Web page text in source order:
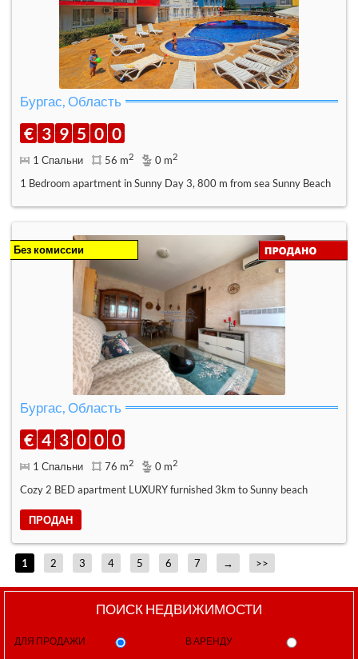
Бургас, Область
€ 3 9 5 0 0
1 Спальни 56 m2 0 m2
1 Bedroom apartment in Sunny Day 3, 800 m from sea Sunny Beach
Бургас, Область
Без комиссии
€ 4 3 0 0 0
1 Спальни 76 m2 0 m2
Cozy 2 BED apartment LUXURY furnished 3km to Sunny beach
ПРОДАН
1 2 3 4 5 6 7 → >>
ПОИСК НЕДВИЖИМОСТИ
ДЛЯ ПРОДАЖИ В АРЕНДУ